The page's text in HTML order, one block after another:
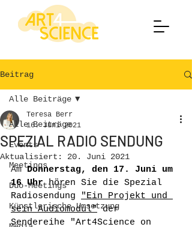
Beitrag
Alle Beiträge
Events
Meetings
Duo-Meetings
Künstlerische Umsetzung
Alle Beiträge
SPEZIAL RADIO SENDUNG
Teresa Berr
16. Juni 2021
Aktualisiert: 20. Juni 2021
Am Donnerstag, den 17. Juni um
16 Uhr hören Sie die Spezial
Radiosendung
"Ein Projekt und
sein Audiomodul" der
Sendereihe "Art4Science on